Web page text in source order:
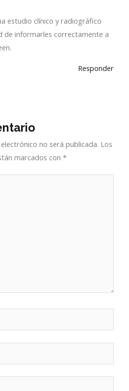
estudio clínico y radiográfico
de informarles correctamente a
Responder
no será publicada. Los
marcados con*